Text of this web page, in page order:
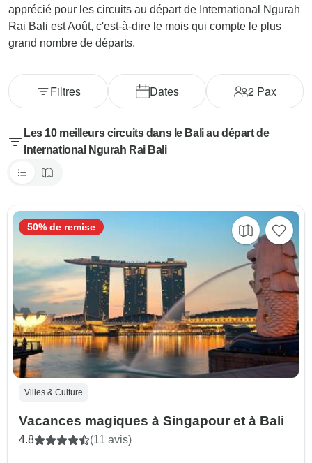
apprécié pour les circuits au départ de International Ngurah
Rai Bali est Août, c'est-à-dire le mois qui compte le plus
grand nombre de départs.
Dates 2Pax
Filtres
Les 10 meilleurs circuits dans le Bali au départ de
International Ngurah Rai Bali
Villes & Culture
Vacances magiques à Singapour et à Bali
4.8 (11 avis)
50% de remise